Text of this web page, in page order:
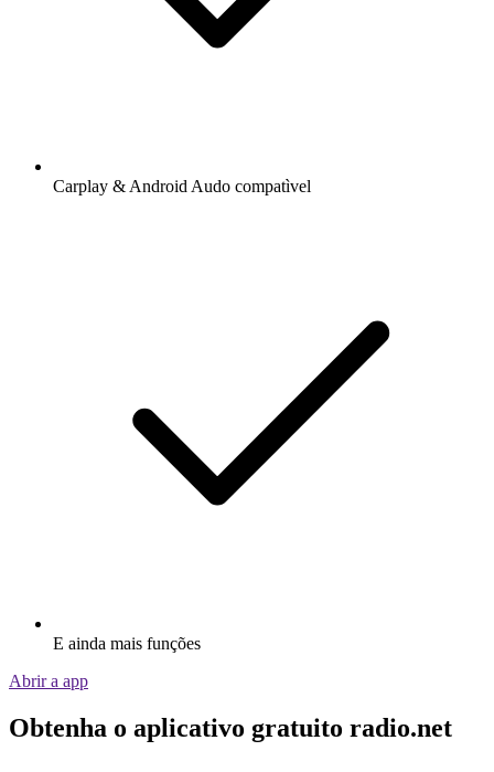
Carplay & Android Audo compatìvel
E ainda mais funções
Abrir a app
Obtenha o aplicativo gratuito radio.net